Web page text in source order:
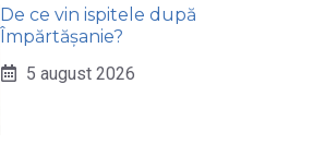
De ce vin ispitele după
Împărtășanie?
5 august 2026